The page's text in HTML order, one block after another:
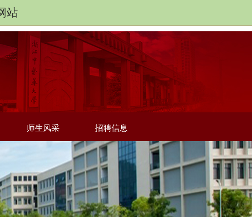
站
师生风采 招聘信息